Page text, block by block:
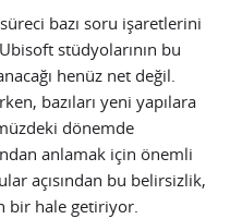
bazı soru işaretlerini
stüdyolarının bu
henüz net değil.
bazıları yeni yapılara
dönemde
anlamak için önemli
açısından bu belirsizlik,
bir hale getiriyor.